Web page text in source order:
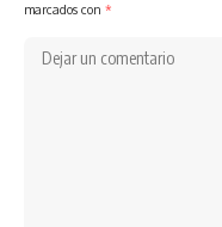
marcados con *